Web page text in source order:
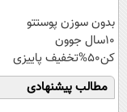
بدون سوزن پوستتو
10سال جوون
کن50%تخفیف پاییزی
مطالب پیشنهادی